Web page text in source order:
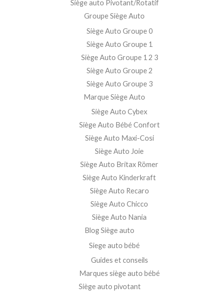
Siège auto Pivotant/Rotatif
Groupe Siège Auto
Siège Auto Groupe 0
Siège Auto Groupe 1
Siège Auto Groupe 1 2 3
Siège Auto Groupe 2
Siège Auto Groupe 3
Marque Siège Auto
Siège Auto Cybex
Siège Auto Bébé Confort
Siège Auto Maxi-Cosi
Siège Auto Joie
Siège Auto Britax Römer
Siège Auto Kinderkraft
Siège Auto Recaro
Siège Auto Chicco
Siège Auto Nania
Blog Siège auto
Siege auto bébé
Guides et conseils
Marques siège auto bébé
Siège auto pivotant